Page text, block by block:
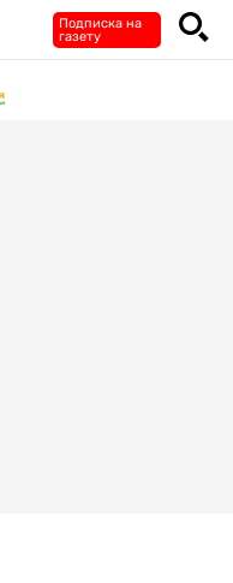
Подписка на
газету